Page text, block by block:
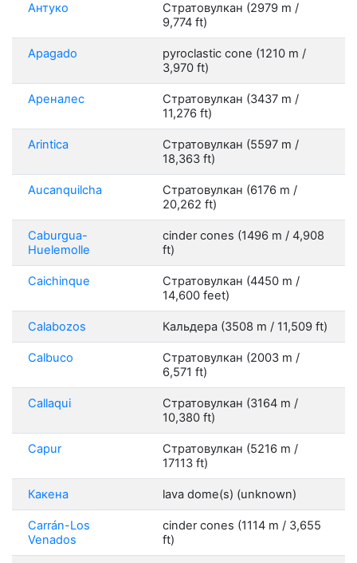
Антуко
Стратовулкан (2979 m /
9,774 ft)
Apagado
pyroclastic cone (1210 m /
3,970 ft)
Ареналес
Стратовулкан (3437 m /
11,276 ft)
Arintica
Стратовулкан (5597 m /
18,363 ft)
Aucanquilcha
Стратовулкан (6176 m /
20,262 ft)
Caburgua-
Huelemolle
cinder cones (1496 m / 4,908
ft)
Caichinque
Стратовулкан (4450 m /
14,600 feet)
Calabozos Кальдера (3508 m / 11,509 ft)
Calbuco
Стратовулкан (2003 m /
6,571 ft)
Callaqui
Стратовулкан (3164 m /
10,380 ft)
Capur
Стратовулкан (5216 m /
17113 ft)
Какена lava dome(s) (unknown)
Carrán-Los
Venados
cinder cones (1114 m / 3,655
ft)